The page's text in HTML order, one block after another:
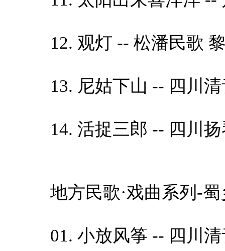
12. 观灯 -- 松潘民歌
13. 尼姑下山 -- 四川
14. 活捉三郎 -- 四川
地方民歌·戏曲系列-蜀
01. 小放风筝 -- 四川